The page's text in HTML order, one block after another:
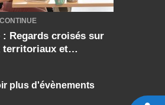
: Regards croisés sur
territoriaux et
plus d'évènements